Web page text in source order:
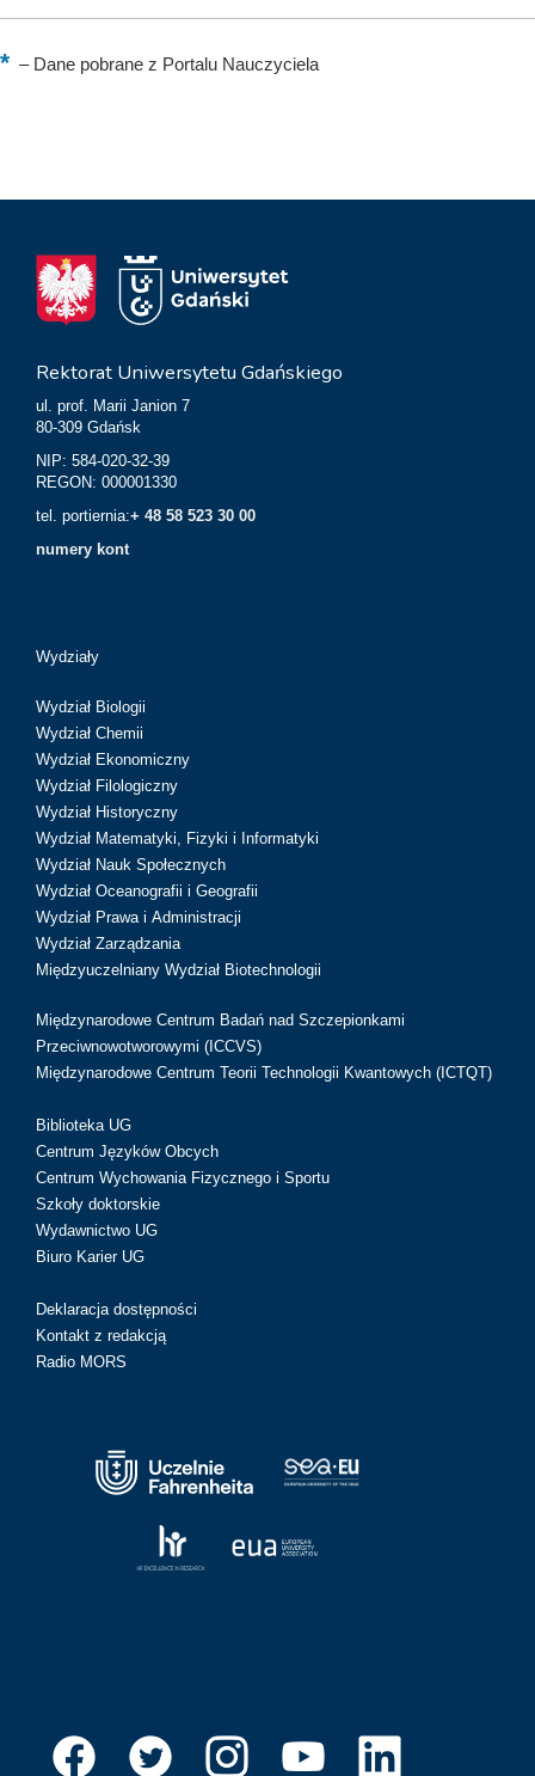
–Dane pobrane z Portalu Nauczyciela
Rektorat Uniwersytetu Gdańskiego
ul. prof. Marii Janion 7
80-309 Gdańsk
NIP: 584-020-32-39
REGON: 000001330
tel. portiernia:+ 48 58 523 30 00
numery kont
Wydziały
Wydział Biologii
Wydział Chemii
Wydział Ekonomiczny
Wydział Filologiczny
Wydział Historyczny
Wydział Matematyki, Fizyki i Informatyki
Wydział Nauk Społecznych
Wydział Oceanografii i Geografii
Wydział Prawa i Administracji
Wydział Zarządzania
Międzyuczelniany Wydział Biotechnologii
Międzynarodowe Centrum Badań nad Szczepionkami
Przeciwnowotworowymi (ICCVS)
Międzynarodowe Centrum Teorii Technologii Kwantowych (ICTQT)
Biblioteka UG
Centrum Języków Obcych
Centrum Wychowania Fizycznego i Sportu
Szkoły doktorskie
Wydawnictwo UG
Biuro Karier UG
Deklaracja dostępności
Kontakt z redakcją
Radio MORS